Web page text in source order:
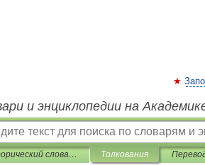
и энциклопедии на
Исторический словарь галлицизмов русского языка Толкования